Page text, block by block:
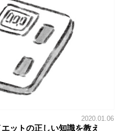
2020.01.06
ットの正しい知識を教え